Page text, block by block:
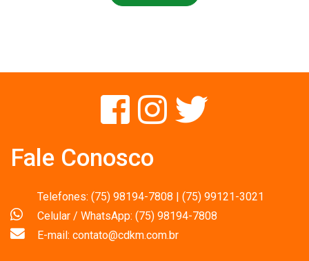
Fale Conosco
Telefones: (75) 98194-7808 | (75) 99121-3021
Celular / WhatsApp: (75) 98194-7808
E-mail: contato@cdkm.com.br